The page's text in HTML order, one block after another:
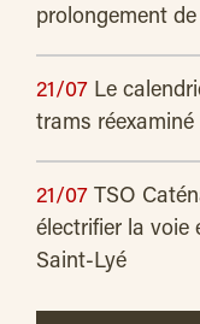
prolongement
21/07 Le
trams réexaminé
21/07 TSO
électrifier la voie
Saint-Lyé